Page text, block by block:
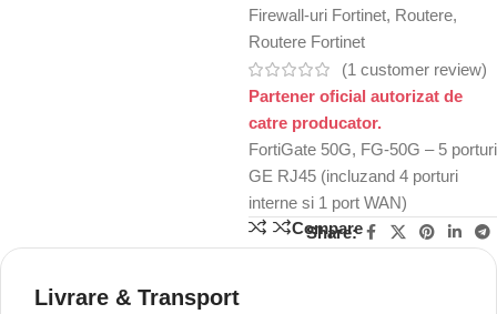
Firewall-uri Fortinet, Routere,
Routere Fortinet
(1 customer review)
Partener oficial autorizat de
catre producator.
FortiGate 50G, FG-50G – 5 porturi
GE RJ45 (incluzand 4 porturi
interne si 1 port WAN)
Compare
Share:
Livrare & Transport